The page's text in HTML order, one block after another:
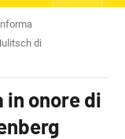
di
onore di